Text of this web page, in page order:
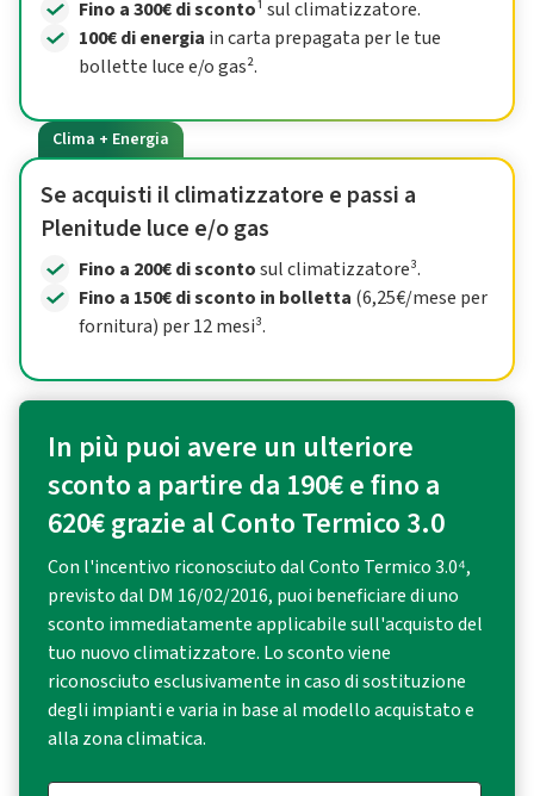
Fino a 300€ di sconto¹ sul climatizzatore.
100€ di energia in carta prepagata per le tue
bollette luce e/o gas².
Clima + Energia
Se acquisti il climatizzatore e passi a
Plenitude luce e/o gas
Fino a 200€ di scontosul climatizzatore³.
Fino a 150€ di sconto in bolletta (6,25€/mese per
fornitura) per 12 mesi³.
In più puoi avere un ulteriore
sconto a partire da 190€ e fino a
620€ grazie al Conto Termico 3.0
Con l'incentivo riconosciuto dal Conto Termico 3.0⁴,
previsto dal DM 16/02/2016, puoi beneficiare di uno
sconto immediatamente applicabile sull'acquisto del
tuo nuovo climatizzatore. Lo sconto viene
riconosciuto esclusivamente in caso di sostituzione
degli impianti e varia in base al modello acquistato e
alla zona climatica.